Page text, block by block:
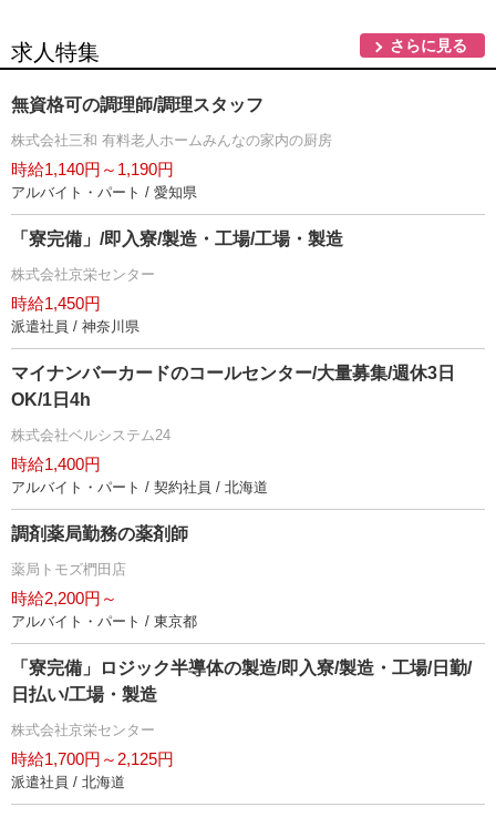
求人特集 さらに見る
無資格可の調理師/調理スタッフ
株式会社三和 有料老人ホームみんなの家内の厨房
時給1,140円～1,190円
アルバイト・パート / 愛知県
「寮完備」/即入寮/製造・工場/工場・製造
株式会社京栄センター
時給1,450円
派遣社員 / 神奈川県
マイナンバーカードのコールセンター/大量募集/週休3日
OK/1日4h
株式会社ベルシステム24
時給1,400円
アルバイト・パート / 契約社員 / 北海道
調剤薬局勤務の薬剤師
薬局トモズ椚田店
時給2,200円～
アルバイト・パート / 東京都
「寮完備」ロジック半導体の製造/即入寮/製造・工場/日勤/
日払い/工場・製造
株式会社京栄センター
時給1,700円～2,125円
派遣社員 / 北海道